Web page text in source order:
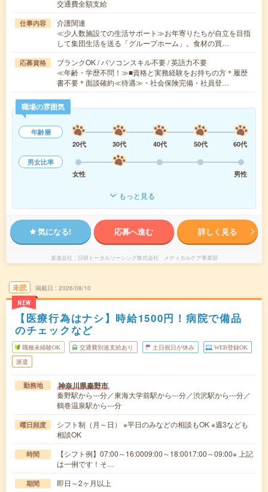
交通費全額支給
仕事内容
介護関連
≪少人数施設での生活サポート≫お年寄りたちが自立を目指
して集団生活を送る「グループホーム」。食材の買…
応募資格
ブランクOK / パソコンスキル不要 / 英語力不要
≪年齢・学歴不問！≫■資格と実務経験をお持ちの方＊履歴
書不要＊面談確約≪待遇≫・社会保険完備・社員登…
職場の雰囲気
年齢層
20代
30代 40代 50代
60代
男女比率
女性
男性
もっと見る
気になる! 応募へ進む 詳しく見る
派遣会社 日研トータルソーシング株式会社 メディカルケア事業部
未読
NEW
掲載日 2026/08/10
【医療行為はナシ】時給1500円！病院で備品
のチェックなど
職種未経験OK 交通費別途支給あり 土日祝日が休み WEB登録OK
派遣
勤務地 神奈川県秦野市
秦野駅から---分／東海大学前駅から---分／渋沢駅から---分／
鶴巻温泉駅から---分
曜日頻度
シフト制（月～日） ※平日のみなどの相談もOK ※週3なども
相談OK
時間
【シフト例】07:00～16:0009:00～18:0017:00～09:00※ 上記
は一例です！そ…
期間 即日～2ヶ月以上